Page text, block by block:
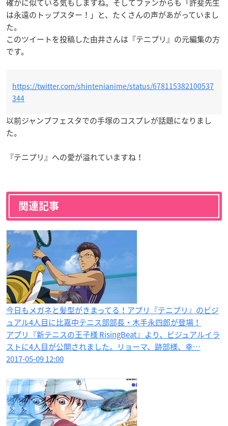
確かに似ている気もしますね。そしてファンからも「許斐先生
は永遠のトップスター！」と、たくさんの声があがっていまし
た。
このツイートを投稿した由井さんは『テニプリ』の元編集の方
です。
https://twitter.com/shintenianime/status/678115382100537
344
以前ジャンプフェスタでの手塚のコスプレが話題になりまし
た。
『テニプリ』への愛が溢れていますね！
関連記事
今日もメガネと髪型がきまってる！アプリ『テニプリ』のビジ
ュアル4人目に比嘉中テニス部部長・木手永四郎が登場！
アプリ『新テニスの王子様 RisingBeat』より、ビジュアルイラ
ストに4人目が公開されました。リョーマ、跡部様、幸…
2017-05-09 12:00